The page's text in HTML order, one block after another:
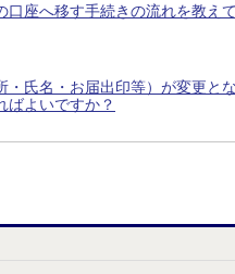
口座へ移す手続きの流れを教え
・氏名・お届出印等）が変更と
ばよいですか？